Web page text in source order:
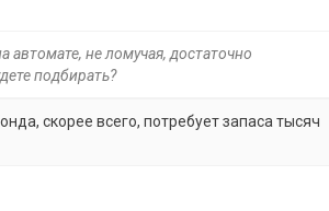
не ломучая, достаточно
подбирать?
скорее всего, потребует запаса тысяч